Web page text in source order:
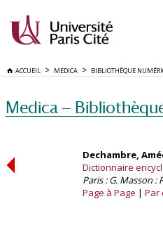
ACCUEIL MEDICA BIBLIOTHÈQUE
Medica —
Dechambre,
Dictionnaire
Paris : G. Masson :
Page à Page
Par